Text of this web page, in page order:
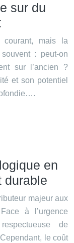
sur du
courant, mais la
: peut-on
sur l’ancien ?
et son potentiel
en
durable
majeur aux
à l’urgence
de
le coût